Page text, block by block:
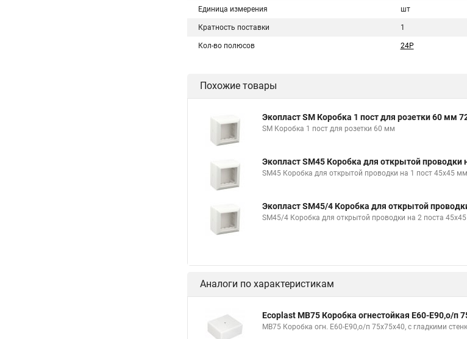
Единица измерения шт
Кратность поставки 1
Кол-во полюсов 24Р
Похожие товары
Экопласт SM Коробка 1 пост для розетки 60 мм
SM Коробка 1 пост для розетки 60 мм
Экопласт SM45 Коробка для открытой проводки
SM45 Коробка для открытой проводки на 1 пост 45х45 мм
Экопласт SM45/4 Коробка для открытой
SM45/4 Коробка для открытой проводки на 2 поста
Аналоги по характеристикам
Ecoplast MB75 Коробка огнестойкая E60-E90,о/п
MB75 Коробка огн. E60-E90,о/п 75х75х40, с гладкими